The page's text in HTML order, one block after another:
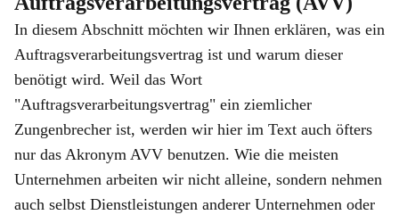
In diesem Abschnitt möchten wir Ihnen erklären, was ein
Auftragsverarbeitungsvertrag ist und warum dieser
benötigt wird. Weil das Wort
"Auftragsverarbeitungsvertrag" ein ziemlicher
Zungenbrecher ist, werden wir hier im Text auch öfters
nur das Akronym AVV benutzen. Wie die meisten
Unternehmen arbeiten wir nicht alleine, sondern nehmen
auch selbst Dienstleistungen anderer Unternehmen oder